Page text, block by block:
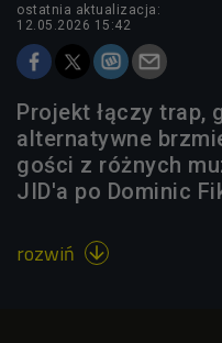
ostatnia aktualizacja:
12.05.2026 15:42
Projekt łączy trap,
alternatywne
gości z różnych
JID'a po Dominic
rozwiń 